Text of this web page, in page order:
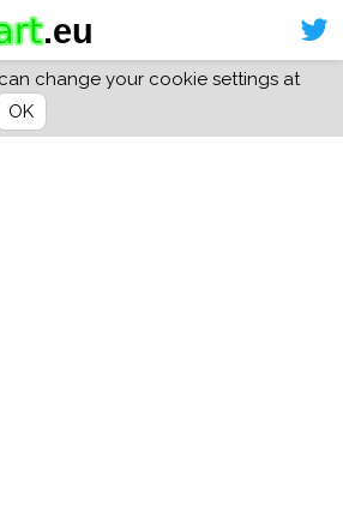
change your cookie settings at
OK